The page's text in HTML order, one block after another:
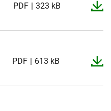
PDF 323 kB
PDF 613 kB